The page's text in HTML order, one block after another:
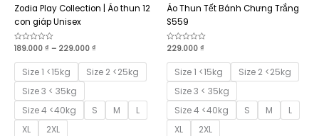
Zodia Play Collection | Áo thun 12
con giáp Unisex
Được
hạng
sao
189.000 ₫ – 229.000 ₫
từ
189.000 ₫
đến
Size 1 <15kg
Size 2 <25kg
Size 3 < 35kg
Size 4 <40kg
S M
L
XL
2XL
Áo Thun Tết Bánh Chưng Trắng
S559
Được
hạng
sao
229.000 ₫
Size 1 <15kg
Size 2 <25kg
Size 3 < 35kg
Size 4 <40kg
S M
L
XL
2XL